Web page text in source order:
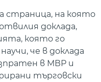
страница, на която
доклада,
която го
че в доклада
в МВР и
търговски